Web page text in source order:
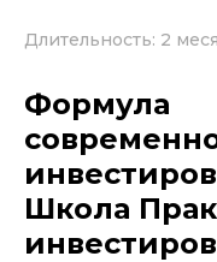
Длительность: 2
Формула
Школа